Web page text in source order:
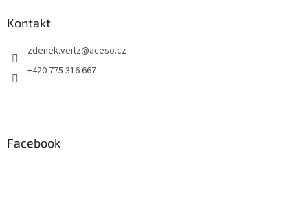
Kontakt
zdenek.veitz@aceso.cz
+420 775 316 667
Facebook